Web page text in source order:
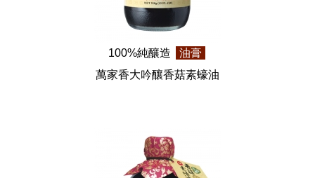
100%純釀造
油膏
萬家香大吟釀香菇素蠔油